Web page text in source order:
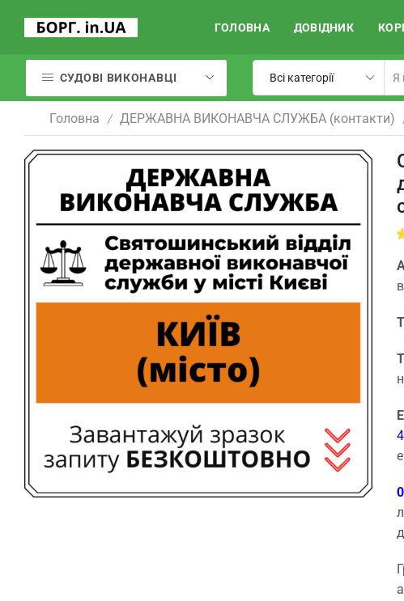
ГОЛОВНА ДОВІДНИК
СУДОВІ ВИКОНАВЦІ
Головна / ДЕРЖАВНА ВИКОНАВЧА СЛУЖБА (контакти)